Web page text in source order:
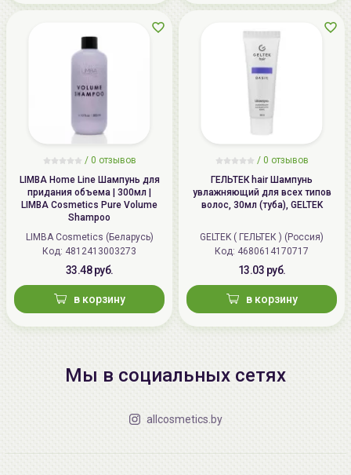
/ 0 отзывов
LIMBA Home Line Шампунь для
придания объема | 300мл |
LIMBA Cosmetics Pure Volume
Shampoo
LIMBA Cosmetics (Беларусь)
Код: 4812413003273
33.48 руб.
в корзину
/ 0 отзывов
ГЕЛЬТЕК hair Шампунь
увлажняющий для всех типов
волос, 30мл (туба), GELTEK
GELTEK ( ГЕЛЬТЕК ) (Россия)
Код: 4680614170717
13.03 руб.
в корзину
Мы в социальных сетях
allcosmetics.by